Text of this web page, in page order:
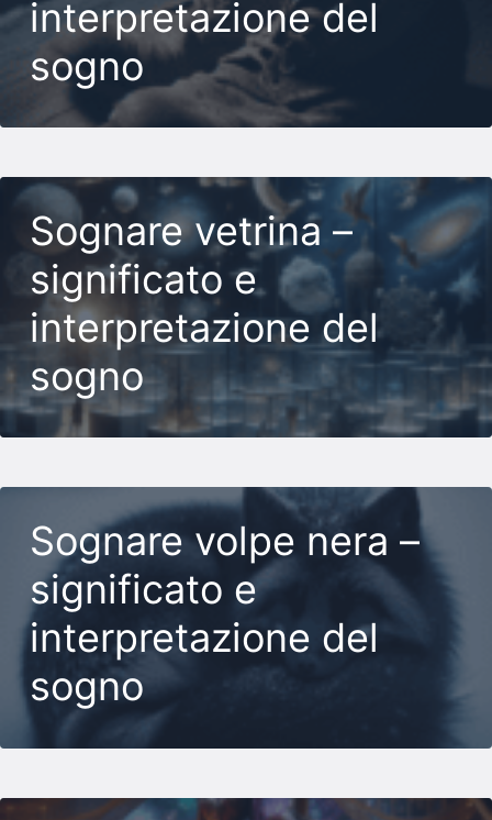
interpretazione del
sogno
Sognare vetrina –
significato e
interpretazione del
sogno
Sognare volpe nera –
significato e
interpretazione del
sogno